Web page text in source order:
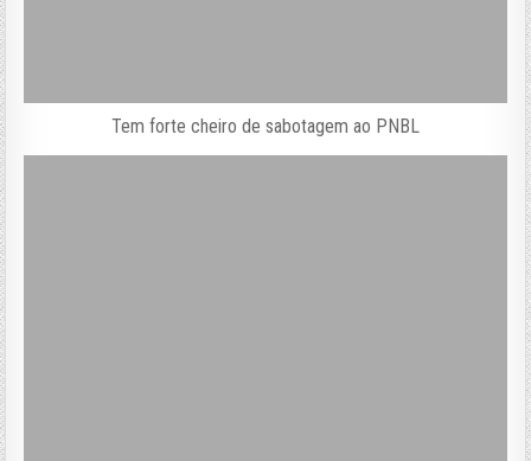
Tem forte cheiro de sabotagem ao PNBL